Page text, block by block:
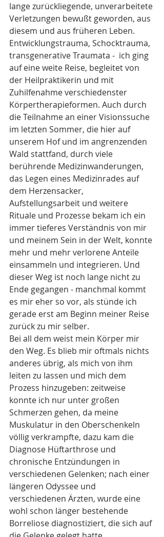
lange zurückliegende, unverarbeitete
Verletzungen bewußt geworden, aus
diesem und aus früheren Leben.
Entwicklungstrauma, Schocktrauma,
transgenerative Traumata -  ich ging
auf eine weite Reise, begleitet von
der Heilpraktikerin und mit
Zuhilfenahme verschiedenster
Körpertherapieformen. Auch durch
die Teilnahme an einer Visionssuche
im letzten Sommer, die hier auf
unserem Hof und im angrenzenden
Wald stattfand, durch viele
berührende Medizinwanderungen,
das Legen eines Medizinrades auf
dem Herzensacker,
Aufstellungsarbeit und weitere
Rituale und Prozesse bekam ich ein
immer tieferes Verständnis von mir
und meinem Sein in der Welt, konnte
mehr und mehr verlorene Anteile
einsammeln und integrieren. Und
dieser Weg ist noch lange nicht zu
Ende gegangen - manchmal kommt
es mir eher so vor, als stünde ich
gerade erst am Beginn meiner Reise
zurück zu mir selber.
Bei all dem weist mein Körper mir
den Weg. Es blieb mir oftmals nichts
anderes übrig, als mich von ihm
leiten zu lassen und mich dem
Prozess hinzugeben: zeitweise
konnte ich nur unter großen
Schmerzen gehen, da meine
Muskulatur in den Oberschenkeln
völlig verkrampfte, dazu kam die
Diagnose Hüftarthrose und
chronische Entzündungen in
verschiedenen Gelenken; nach einer
längeren Odyssee und
verschiedenen Ärzten, wurde eine
wohl schon länger bestehende
Borreliose diagnostiziert, die sich auf